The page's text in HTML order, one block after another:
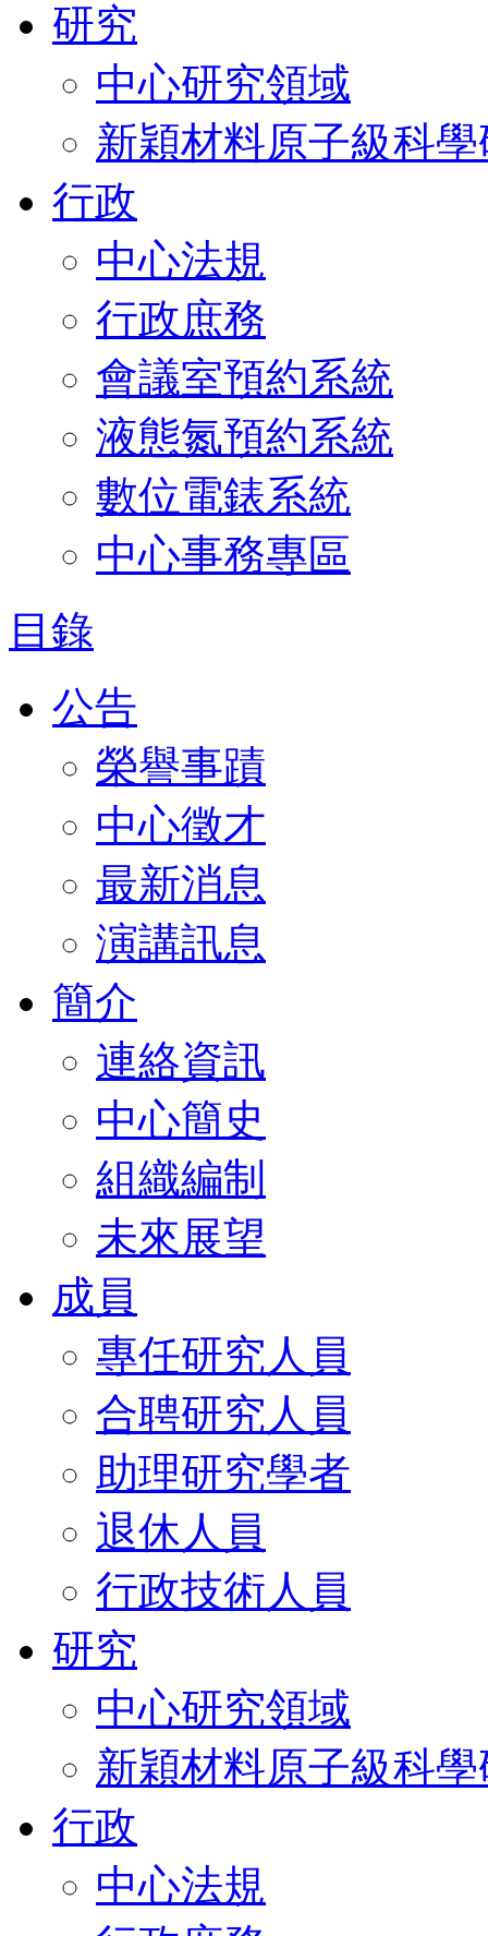
研究
中心研究領域
新穎材料原子級科
行政
中心法規
行政庶務
會議室預約系統
液態氮預約系統
數位電錶系統
中心事務專區
目錄
公告
榮譽事蹟
中心徵才
最新消息
演講訊息
簡介
連絡資訊
中心簡史
組織編制
未來展望
成員
專任研究人員
合聘研究人員
助理研究學者
退休人員
行政技術人員
研究
中心研究領域
新穎材料原子級科
行政
中心法規